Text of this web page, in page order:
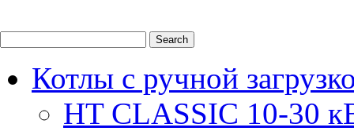
Котлы с ручной
HT CLASSIC 10-30